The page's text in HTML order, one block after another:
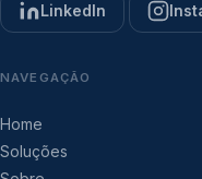
LinkedIn
NAVEGAÇÃO
Home
Soluções